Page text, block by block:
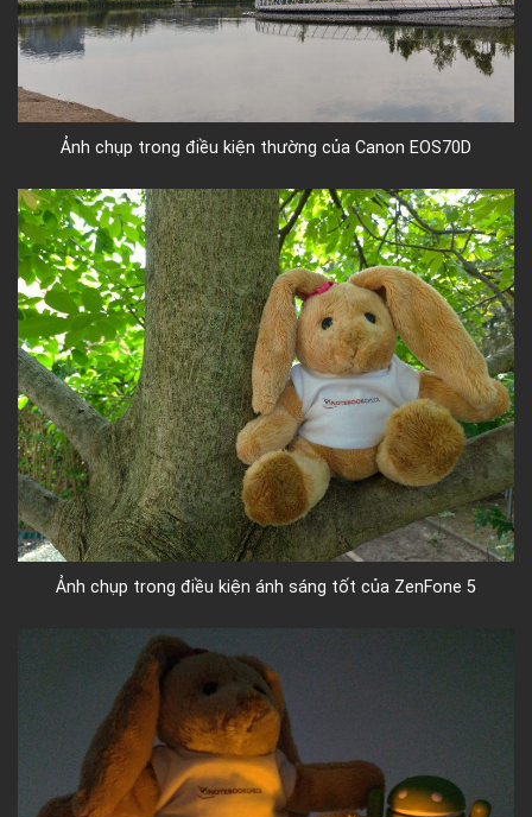
Ảnh chụp trong điều kiện thường của Canon EOS70D
Ảnh chụp trong điều kiện ánh sáng tốt của ZenFone 5